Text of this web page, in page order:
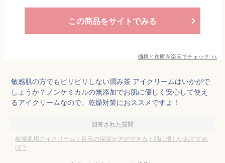
この商品をサイトでみる
価格と在庫を楽天でチェック >>
敏感肌の方でもピリピリしない潤み茶 アイクリームはいかがで
しょうか？ノンケミカルの無添加でお肌に優しく安心して使え
るアイクリームなので、乾燥対策におススメですよ！
回答された質問
敏感肌用アイクリーム｜目元の保湿ケアができる！肌に優しいおすすめ
は？